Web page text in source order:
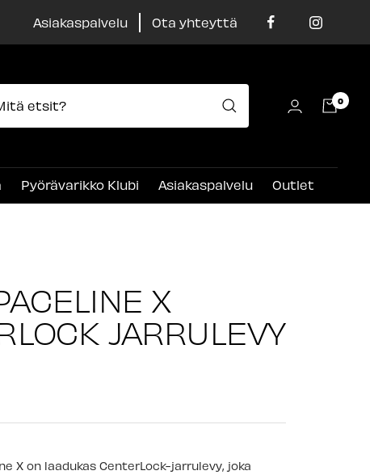
Asiakaspalvelu Ota yhteyttä
0
Pyörävarikko Klubi Asiakaspalvelu Outlet
X
JARRULEVY
X on laadukas CenterLock-jarrulevy, joka